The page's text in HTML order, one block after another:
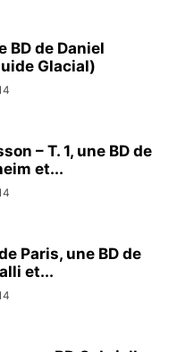
BD de Daniel
Glacial)
– T. 1, une BD de
et...
Paris, une BD de
et...